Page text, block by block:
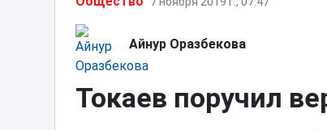
Айнур Оразбекова
Токаев поручил